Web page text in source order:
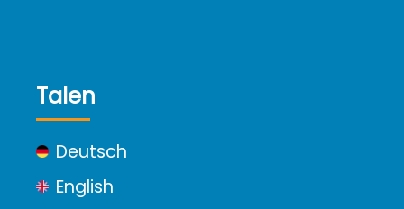
Talen
Deutsch
English